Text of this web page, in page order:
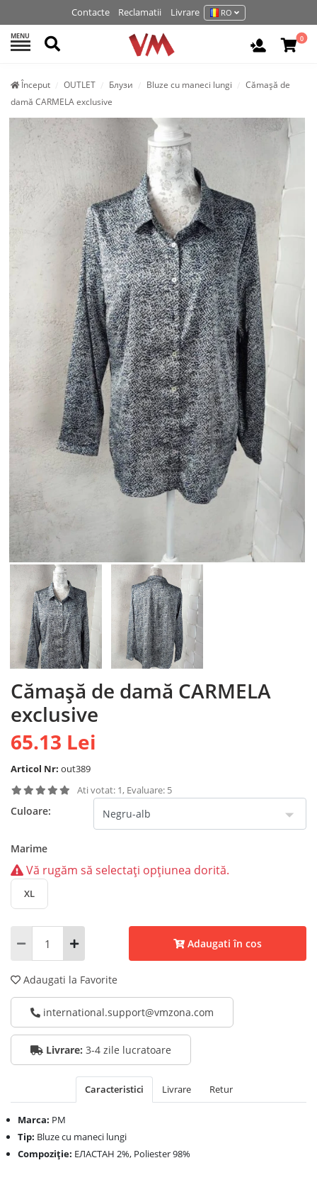
Contacte Reclamatii Livrare RO
MENU Cautati 0
Început OUTLET Блузи Bluze cu maneci lungi
Cămașă de
damă CARMELA exclusive
Cămașă de damă CARMELA
exclusive
65.13 Lei
Articol Nr: out389
Ati votat: 1, Evaluare: 5
Culoare:
Marime
Vă rugăm să selectați opțiunea dorită.
XL
Adaugati în cos
Adaugati la Favorite
international.support@vmzona.com
Livrare: 3-4 zile lucratoare
Caracteristici Livrare Retur
Marca: PM
Tip: Bluze cu maneci lungi
Compoziţie: ЕЛАСТАН 2%, Poliester 98%